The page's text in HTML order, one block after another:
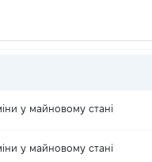
y майновому стані
y майновому стані